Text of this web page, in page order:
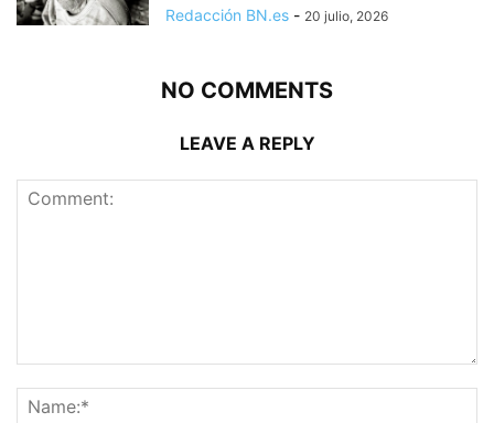
Redacción BN.es - 20 julio, 2026
NO COMMENTS
LEAVE A REPLY